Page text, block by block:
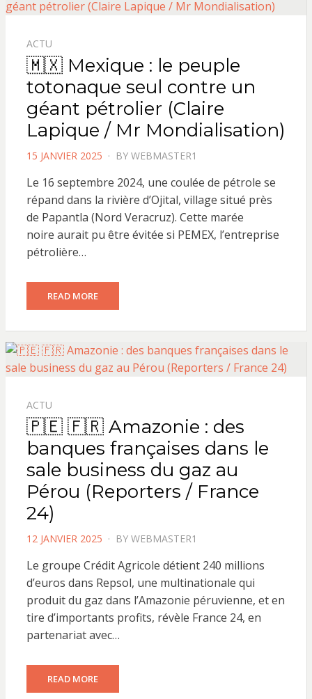
ACTU
🇲🇽 Mexique : le peuple
totonaque seul contre un
géant pétrolier (Claire
Lapique / Mr Mondialisation)
POSTED
15 JANVIER 2025 BY WEBMASTER1
Le 16 septembre 2024, une coulée de pétrole se
répand dans la rivière d’Ojital, village situé près
de Papantla (Nord Veracruz). Cette marée
noire aurait pu être évitée si PEMEX, l’entreprise
pétrolière…
READ MORE
ACTU
🇵🇪 🇫🇷 Amazonie : des
banques françaises dans le
sale business du gaz au
Pérou (Reporters / France
24)
POSTED
12 JANVIER 2025 BY WEBMASTER1
Le groupe Crédit Agricole détient 240 millions
d’euros dans Repsol, une multinationale qui
produit du gaz dans l’Amazonie péruvienne, et en
tire d’importants profits, révèle France 24, en
partenariat avec…
READ MORE